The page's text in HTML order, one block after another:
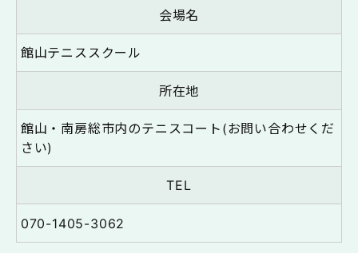
会場名
館山テニススクール
所在地
館山・南房総市内のテニスコート(お問い合わせくだ
さい)
TEL
070-1405-3062